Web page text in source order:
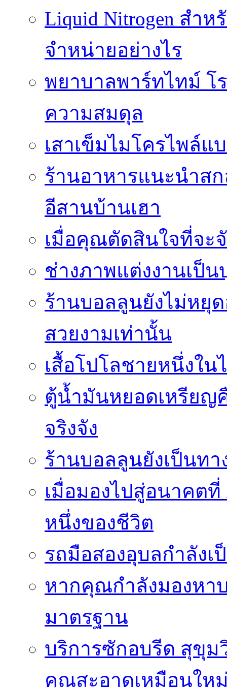
Liquid Nitrogen สำ
จำหน่ายอย่างไร
พยาบาลพาร์ทไทม์ โ
ความสมดุล
เสาเข็มไมโครไพล์
ร้านอาหารแนะนำส
อีสานบ้านเฮา
เมื่อคุณตัดสินใจที่จะ
ช่างภาพแต่งงานเป็
ร้านบอลลูนยังไม่หยุ
สวยงามเท่านั้น
เสื้อโปโลชายหนึ่งใ
ตู้น้ำมันหยอดเหรียญ
จริงจัง
ร้านบอลลูนยังเป็นทา
เมื่อมองไปสู่อนาคตที่
หนึ่งของชีวิต
รถมือสองอุบลกำลัง
หากคุณกำลังมองหา
มาตรฐาน
บริการซักอบรีด สุขุ
คุณสะอาดเหมือนให